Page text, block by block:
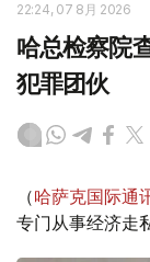
22:24, 07 8月 2026
哈总检察院
犯罪团伙
（哈萨克国际通
专门从事经济走